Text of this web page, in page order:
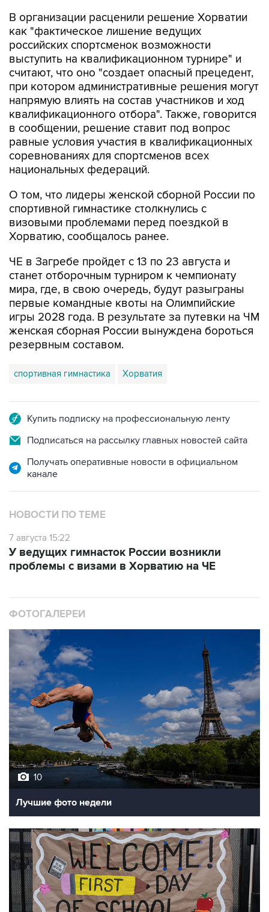
В организации расценили решение Хорватии
как "фактическое лишение ведущих
российских спортсменок возможности
выступить на квалификационном турнире" и
считают, что оно "создает опасный прецедент,
при котором административные решения могут
напрямую влиять на состав участников и ход
квалификационного отбора". Также, говорится
в сообщении, решение ставит под вопрос
равные условия участия в квалификационных
соревнованиях для спортсменов всех
национальных федераций.
О том, что лидеры женской сборной России по
спортивной гимнастике столкнулись с
визовыми проблемами перед поездкой в
Хорватию, сообщалось ранее.
ЧЕ в Загребе пройдет с 13 по 23 августа и
станет отборочным турниром к чемпионату
мира, где, в свою очередь, будут разыграны
первые командные квоты на Олимпийские
игры 2028 года. В результате за путевки на ЧМ
женская сборная России вынуждена бороться
резервным составом.
спортивная гимнастика Хорватия
Купить подписку на профессиональную ленту
Подписаться на рассылку главных новостей сайта
Получать оперативные новости в официальном
канале
НОВОСТИ ПО ТЕМЕ
7 августа 15:22
У ведущих гимнасток России возникли
проблемы с визами в Хорватию на ЧЕ
ФОТОГАЛЕРЕИ
10
Лучшие фото недели